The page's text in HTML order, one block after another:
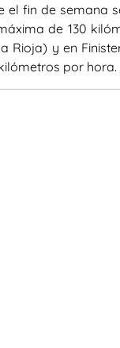
el fin de semana
de 130
Rioja) y en
por hora.